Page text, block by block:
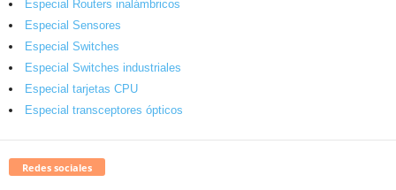
Especial Routers inalámbricos
Especial Sensores
Especial Switches
Especial Switches industriales
Especial tarjetas CPU
Especial transceptores ópticos
Redes sociales